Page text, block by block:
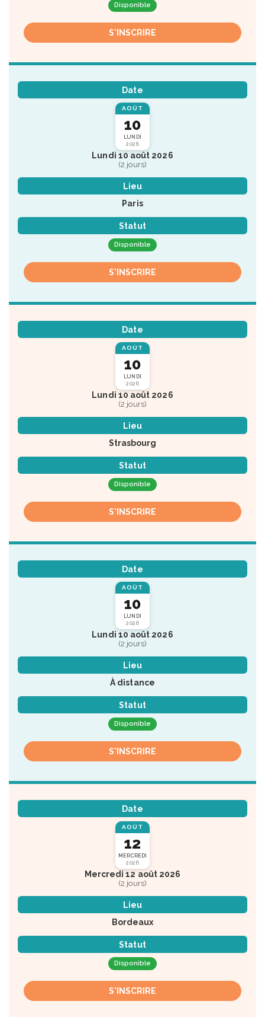
Disponible
S'INSCRIRE
Date
AOÛT
10
LUNDI
2026
Lundi 10 août 2026
(2 jours)
Lieu
Paris
Statut
Disponible
S'INSCRIRE
Date
AOÛT
10
LUNDI
2026
Lundi 10 août 2026
(2 jours)
Lieu
Strasbourg
Statut
Disponible
S'INSCRIRE
Date
AOÛT
10
LUNDI
2026
Lundi 10 août 2026
(2 jours)
Lieu
À distance
Statut
Disponible
S'INSCRIRE
Date
AOÛT
12
MERCREDI
2026
Mercredi 12 août 2026
(2 jours)
Lieu
Bordeaux
Statut
Disponible
S'INSCRIRE